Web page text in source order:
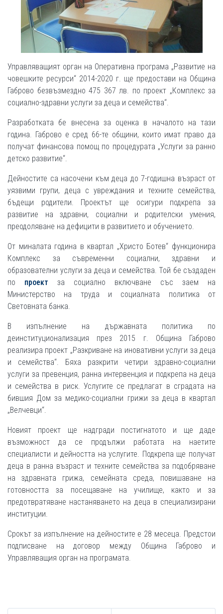
Управляващият орган на Оперативна програма „Развитие на
човешките ресурси“ 2014-2020 г. ще предостави на Община
Габрово безвъзмездно 475 367 лв. по проект „Комплекс за
социално-здравни услуги за деца и семейства“.
Разработката бе внесена за оценка в началото на тази
година. Габрово е сред 66-те общини, които имат право да
получат финансова помощ по процедурата „Услуги за ранно
детско развитие“.
Дейностите са насочени към деца до 7-годишна възраст от
уязвими групи, деца с увреждания и техните семейства,
бъдещи родители. Проектът ще осигури подкрепа за
развитие на здравни, социални и родителски умения,
преодоляване на дефицити в развитието и обучението.
От миналата година в квартал „Христо Ботев“ функционира
Комплекс за съвременни социални, здравни и
образователни услуги за деца и семейства. Той бе създаден
по проект
за социално включване със заем на
Министерство на труда и социалната политика от
Световната банка.
В изпълнение на държавната политика по
деинституционализация през 2015 г. Община Габрово
реализира проект „Разкриване на иновативни услуги за деца
и семейства“. Бяха разкрити четири здравно-социални
услуги за превенция, ранна интервенция и подкрепа на деца
и семейства в риск. Услугите се предлагат в сградата на
бившия Дом за медико-социални грижи за деца в квартал
„Велчевци“.
Новият проект ще надгради постигнатото и ще даде
възможност да се продължи работата на наетите
специалисти и дейността на услугите. Подкрепа ще получат
деца в ранна възраст и техните семейства за подобряване
на здравната грижа, семейната среда, повишаване на
готовността за посещаване на училище, както и за
предотвратяване настаняването на деца в специализирани
институции.
Срокът за изпълнение на дейностите е 28 месеца. Предстои
подписване на договор между Община Габрово и
Управляващия орган на програмата.